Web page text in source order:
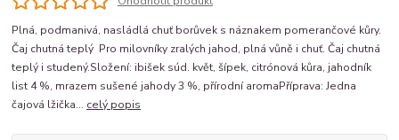
Plná, podmanivá, nasládlá chuť borůvek s náznakem pomerančové kůry.
Čaj chutná teplý Pro milovníky zralých jahod, plná vůně i chuť. Čaj chutná
teplý i studený.Složení: ibišek súd. květ, šípek, citrónová kůra, jahodník
list 4 %, mrazem sušené jahody 3 %, přírodní aromaPříprava: Jedna
čajová lžička... celý popis